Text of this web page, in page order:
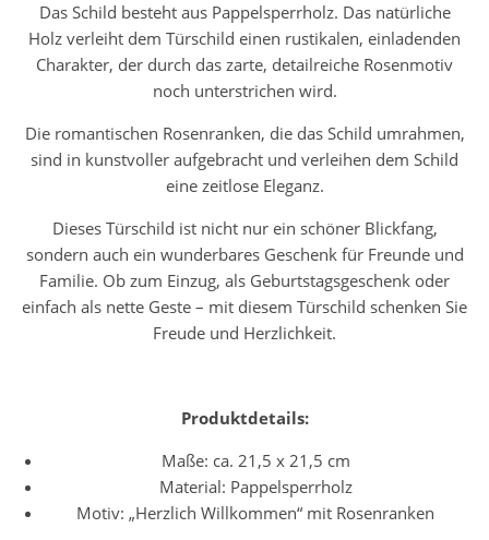
Das Schild besteht aus Pappelsperrholz. Das natürliche
Holz verleiht dem Türschild einen rustikalen, einladenden
Charakter, der durch das zarte, detailreiche Rosenmotiv
noch unterstrichen wird.
Die romantischen Rosenranken, die das Schild umrahmen,
sind in kunstvoller aufgebracht und verleihen dem Schild
eine zeitlose Eleganz.
Dieses Türschild ist nicht nur ein schöner Blickfang,
sondern auch ein wunderbares Geschenk für Freunde und
Familie. Ob zum Einzug, als Geburtstagsgeschenk oder
einfach als nette Geste – mit diesem Türschild schenken Sie
Freude und Herzlichkeit.
Produktdetails:
Maße: ca. 21,5 x 21,5 cm
Material: Pappelsperrholz
Motiv: „Herzlich Willkommen“ mit Rosenranken